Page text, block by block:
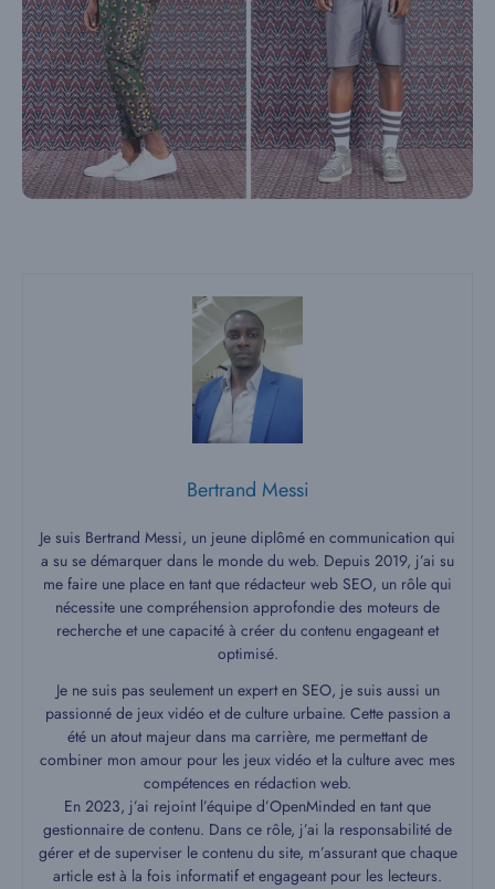
Bertrand Messi
Je suis Bertrand Messi, un jeune diplômé en communication qui
a su se démarquer dans le monde du web. Depuis 2019, j’ai su
me faire une place en tant que rédacteur web SEO, un rôle qui
nécessite une compréhension approfondie des moteurs de
recherche et une capacité à créer du contenu engageant et
optimisé.
Je ne suis pas seulement un expert en SEO, je suis aussi un
passionné de jeux vidéo et de culture urbaine. Cette passion a
été un atout majeur dans ma carrière, me permettant de
combiner mon amour pour les jeux vidéo et la culture avec mes
compétences en rédaction web.
En 2023, j’ai rejoint l’équipe d’OpenMinded en tant que
gestionnaire de contenu. Dans ce rôle, j’ai la responsabilité de
gérer et de superviser le contenu du site, m’assurant que chaque
article est à la fois informatif et engageant pour les lecteurs.